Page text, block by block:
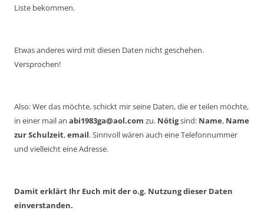
Liste bekommen.
Etwas anderes wird mit diesen Daten nicht geschehen.
Versprochen!
Also: Wer das möchte, schickt mir seine Daten, die er teilen möchte,
in einer mail an abi1983ga@aol.com zu. Nötigsind: Name, Name
zur Schulzeit,email. Sinnvoll wären auch eine Telefonnummer
und vielleicht eine Adresse.
Damit erklärt Ihr Euch mit der o.g. Nutzung dieser Daten
einverstanden.